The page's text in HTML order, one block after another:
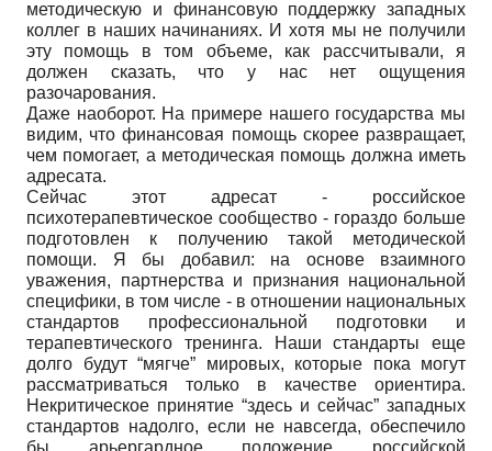
методическую и финансовую поддержку западных
коллег в наших начинаниях. И хотя мы не получили
эту помощь в том объеме, как рассчитывали, я
должен сказать, что у нас нет ощущения
разочарования.
Даже наоборот. На примере нашего государства мы
видим, что финансовая помощь скорее развращает,
чем помогает, а методическая помощь должна иметь
адресата.
Сейчас этот адресат - российское
психотерапевтическое сообщество - гораздо больше
подготовлен к получению такой методической
помощи. Я бы добавил: на основе взаимного
уважения, партнерства и признания национальной
специфики, в том числе - в отношении национальных
стандартов профессиональной подготовки и
терапевтического тренинга. Наши стандарты еще
долго будут “мягче” мировых, которые пока могут
рассматриваться только в качестве ориентира.
Некритическое принятие “здесь и сейчас” западных
стандартов надолго, если не навсегда, обеспечило
бы арьергардное положение российской